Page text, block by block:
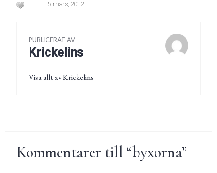
6 mars, 2012
PUBLICERAT AV
Krickelins
Visa allt av Krickelins
Kommentarer till “byxorna”